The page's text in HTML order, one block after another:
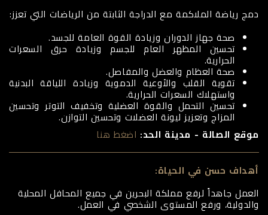
دمج رياضة الملاكمة مع الدراجة الثابتة من الرياضات التي تعزز:
صحة جهاز الدوران وزيادة القوة العامة للجسد.
تحسين المظهر العام للجسم وزيادة حرق السعرات
الحرارية.
صحة العظام والعضل والمفاصل.
تقوية القلب والأوعية الدموية وزيادة اللياقة البدنية
واستهلاك السعرات الحرارية.
تحسين التحمل والقوة العضلية وتخفيف التوتر وتحسين
المزاج وتعزيز ليونة العضلات وتحسين التوازن.
موقع الصالة - مدينة الحد: اضغط هنا
أهداف حسن في الحياة:
العمل جاهداً لرفع مملكة البحرين في جميع المحافل المحلية
والدولية، ورفع المستوى الشخصي في العمل.